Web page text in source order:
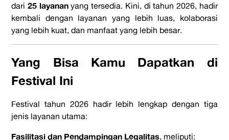
dari25 layananyang tersedia. Kini, di tahun 2026, hadir
kembali dengan layanan yang lebih luas, kolaborasi
yang lebih kuat, dan manfaat yang lebih besar.
Yang Bisa Kamu Dapatkan di
Festival Ini
Festival tahun 2026 hadir lebih lengkap dengan tiga
jenis layanan utama:
Fasilitasi dan Pendampingan Legalitas, meliputi: